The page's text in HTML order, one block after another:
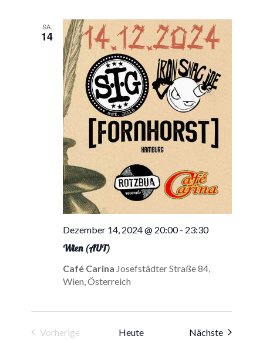
SA.
14
Wien (AUT)
Dezember 14, 2024 @ 20:00- 23:30
Café Carina Josefstädter Straße 84,
Wien, Österreich
Vorherige
Heute Nächste